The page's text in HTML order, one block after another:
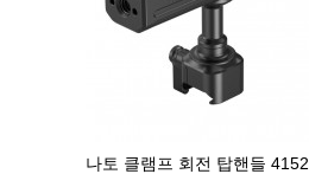
나토 클램프 회전 탑핸들 4152